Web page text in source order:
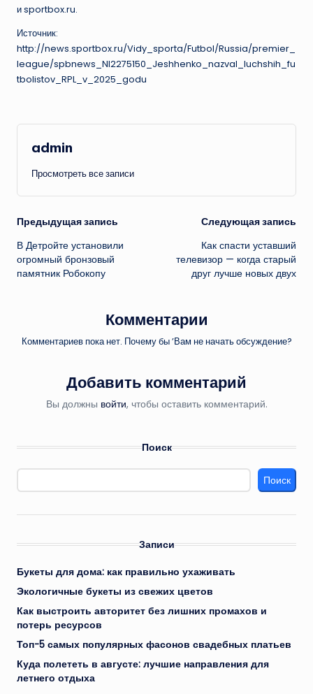
и sportbox.ru.
Источник:
http://news.sportbox.ru/Vidy_sporta/Futbol/Russia/premier_
league/spbnews_NI2275150_Jeshhenko_nazval_luchshih_fu
tbolistov_RPL_v_2025_godu
admin
Просмотреть все записи
Навигация
записи
Предыдущая запись
В Детройте установили
огромный бронзовый
памятник Робокопу
Следующая запись
Как спасти уставший
телевизор — когда старый
друг лучше новых двух
Комментарии
Комментариев пока нет. Почему бы ’Вам не начать обсуждение?
Добавить комментарий
Вы должны войти, чтобы оставить комментарий.
Поиск
Поиск
Записи
Букеты для дома: как правильно ухаживать
Экологичные букеты из свежих цветов
Как выстроить авторитет без лишних промахов и
потерь ресурсов
Топ-5 самых популярных фасонов свадебных платьев
Куда полететь в августе: лучшие направления для
летнего отдыха